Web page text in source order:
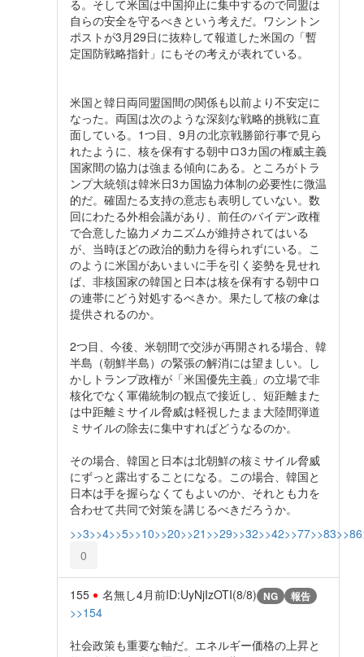
る。そして米国は中国抑止に集中するので同盟は
自らの安全を守るべきという考えだ。ワシントン
ポストが3月29日に抜粋して報道した米国の「暫
定国防戦略指針」にもその考えが表れている。
米国と韓日両同盟国間の関係も以前より不安定に
なった。両国は次のような深刻な戦略的挑戦に直
面している。1つ目、9月の北京戦勝節行事で見ら
れたように、核を保有する朝中ロ3カ国の権威主義
国家間の協力は強まる傾向にある。ところがトラ
ンプ大統領は韓米日3カ国協力体制の必要性に微温
的だ。確固たる支持の意志も表明していない。数
回にわたる外相会議があり、前任のバイデン政権
で合意した協力メカニズムが維持されてはいる
が、当時ほどの政治的動力を得られずにいる。こ
のように米国があいまいに手を引く姿勢を見せれ
ば、非核国家の韓国と日本は核を保有する朝中ロ
の連帯にどう対処するべきか。果たして核の傘は
提供されるのか。
2つ目、今後、米朝間で交渉が再開される場合、韓
半島（朝鮮半島）の緊張の解消には望ましい。し
かしトランプ政権が「米国優先主義」の立場で非
核化でなく軍備統制の観点で接近し、短距離また
は中距離ミサイル脅威は軽視したまま大陸間弾道
ミサイルの除去に集中すればどうなるのか。
その場合、韓国と日本は北朝鮮の核ミサイル脅威
にずっと露出することになる。この場合、韓国と
日本は手を握らなくてもよいのか、それとも力を
合わせて共同で対策を講じるべきだろうか。
>>3>>4>>5>>10>>20>>21 >>29>>32>>42>>77>>83>>86
0
155 名無し4月前ID:UyNjIzOTI(8/8) NG 報告
>>154
社会政策も重要な軸だ。エネルギー価格の上昇と